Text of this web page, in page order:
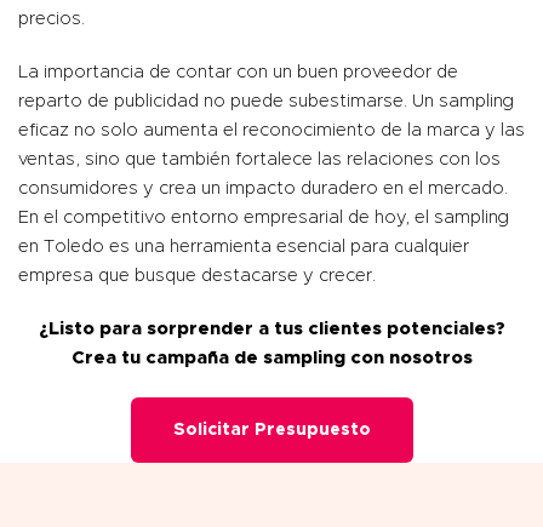
precios.
La importancia de contar con un buen proveedor de
reparto de publicidad no puede subestimarse. Un sampling
eficaz no solo aumenta el reconocimiento de la marca y las
ventas, sino que también fortalece las relaciones con los
consumidores y crea un impacto duradero en el mercado.
En el competitivo entorno empresarial de hoy, el sampling
en Toledo es una herramienta esencial para cualquier
empresa que busque destacarse y crecer.
¿Listo para sorprender a tus clientes potenciales?
Crea tu campaña de sampling con nosotros
Solicitar Presupuesto